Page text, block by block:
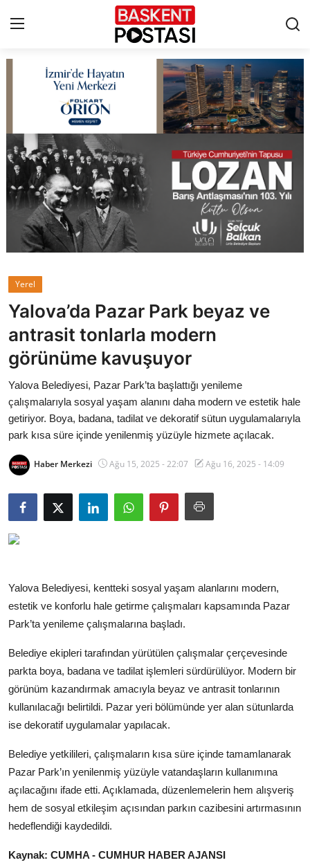
Çerez Politikası
Künye
Ankara
TBMM
Cumhurbaşkanlığı
Bakanlıklar
Siyasi Partiler
Mülki İdare
Toplum ve Yaşam
Sivil Toplum Kuruluşları
Kamu Kurumları ve Üst Kurullar
Resmi Reklamlar
Yerel
Yalova’da Pazar Park beyaz ve
antrasit tonlarla modern
görünüme kavuşuyor
Yalova Belediyesi, Pazar Park’ta başlattığı yenileme
çalışmalarıyla sosyal yaşam alanını daha modern ve estetik hale
getiriyor. Boya, badana, tadilat ve dekoratif sütun uygulamalarıyla
park kısa süre içinde yenilenmiş yüzüyle hizmete açılacak.
Haber Merkezi Ağu 15, 2025 - 22:07 Ağu 16, 2025 - 14:09
Yalova Belediyesi, kentteki sosyal yaşam alanlarını modern,
estetik ve konforlu hale getirme çalışmaları kapsamında Pazar
Park’ta yenileme çalışmalarına başladı.
Belediye ekipleri tarafından yürütülen çalışmalar çerçevesinde
parkta boya, badana ve tadilat işlemleri sürdürülüyor. Modern bir
görünüm kazandırmak amacıyla beyaz ve antrasit tonlarının
kullanılacağı belirtildi. Pazar yeri bölümünde yer alan sütunlarda
ise dekoratif uygulamalar yapılacak.
Belediye yetkilileri, çalışmaların kısa süre içinde tamamlanarak
Pazar Park’ın yenilenmiş yüzüyle vatandaşların kullanımına
açılacağını ifade etti. Açıklamada, düzenlemelerin hem alışveriş
hem de sosyal etkileşim açısından parkın cazibesini artırmasının
hedeflendiği kaydedildi.
Kaynak: CUMHA - CUMHUR HABER AJANSI